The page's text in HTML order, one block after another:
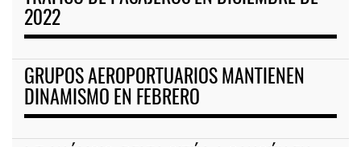
2022
GRUPOS AEROPORTUARIOS MANTIENEN
DINAMISMO EN FEBRERO